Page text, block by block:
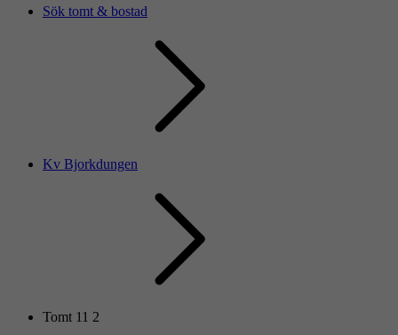
Sök tomt & bostad
Kv Bjorkdungen
Tomt 11 2